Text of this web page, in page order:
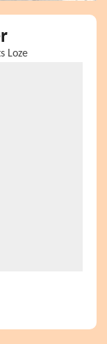
Loze